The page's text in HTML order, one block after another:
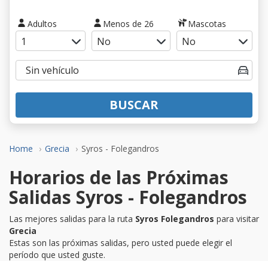
Home Grecia Syros - Folegandros
Adultos Menos de 26 Mascotas
BUSCAR
Horarios de las Próximas
Salidas Syros - Folegandros
Las mejores salidas para la ruta Syros Folegandros para visitar
Grecia
Estas son las próximas salidas, pero usted puede elegir el
período que usted guste.